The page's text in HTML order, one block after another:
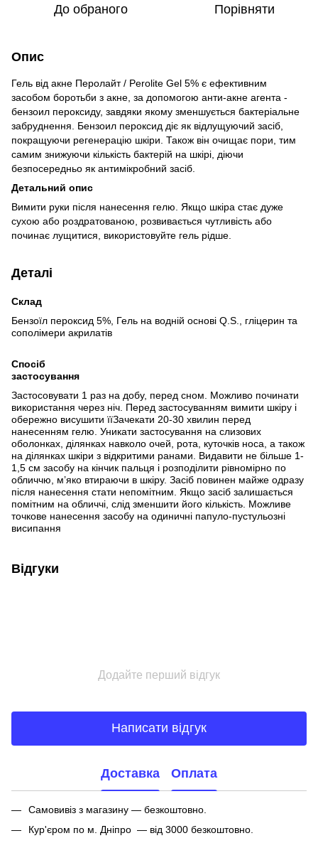
До обраного Порівняти
Опис
Гель від акне Перолайт / Perolite Gel 5% є ефективним
засобом боротьби з акне, за допомогою анти-акне агента -
бензоил пероксиду, завдяки якому зменшується бактеріальне
забруднення. Бензоил пероксид діє як відлущуючий засіб,
покращуючи регенерацію шкіри. Також він очищає пори, тим
самим знижуючи кількість бактерій на шкірі, діючи
безпосередньо як антимікробний засіб.
Детальний опис
Вимити руки після нанесення гелю. Якщо шкіра стає дуже
сухою або роздратованою, розвивається чутливість або
починає лущитися, використовуйте гель рідше.
Деталі
Склад
Бензоїл пероксид 5%, Гель на водній основі Q.S., гліцерин та
сополімери акрилатів
Спосіб
застосування
Застосовувати 1 раз на добу, перед сном. Можливо починати
використання через ніч. Перед застосуванням вимити шкіру і
обережно висушити їїЗачекати 20-30 хвилин перед
нанесенням гелю. Уникати застосування на слизових
оболонках, ділянках навколо очей, рота, куточків носа, а також
на ділянках шкіри з відкритими ранами. Видавити не більше 1-
1,5 см засобу на кінчик пальця і розподілити рівномірно по
обличчю, м’яко втираючи в шкіру. Засіб повинен майже одразу
після нанесення стати непомітним. Якщо засіб залишається
помітним на обличчі, слід зменшити його кількість. Можливе
точкове нанесення засобу на одиничні папуло-пустульозні
висипання
Відгуки
Додайте перший відгук
Написати відгук
Доставка Оплата
Самовивіз з магазину — безкоштовно.
Кур'єром по м. Дніпро — від 3000 безкоштовно.